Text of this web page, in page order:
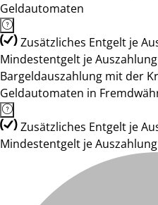
Geldautomaten
Zusätzliches Entgelt je
Mindestentgelt je
Bargeldauszahlung mit der
Geldautomaten in
Zusätzliches Entgelt je
Mindestentgelt je